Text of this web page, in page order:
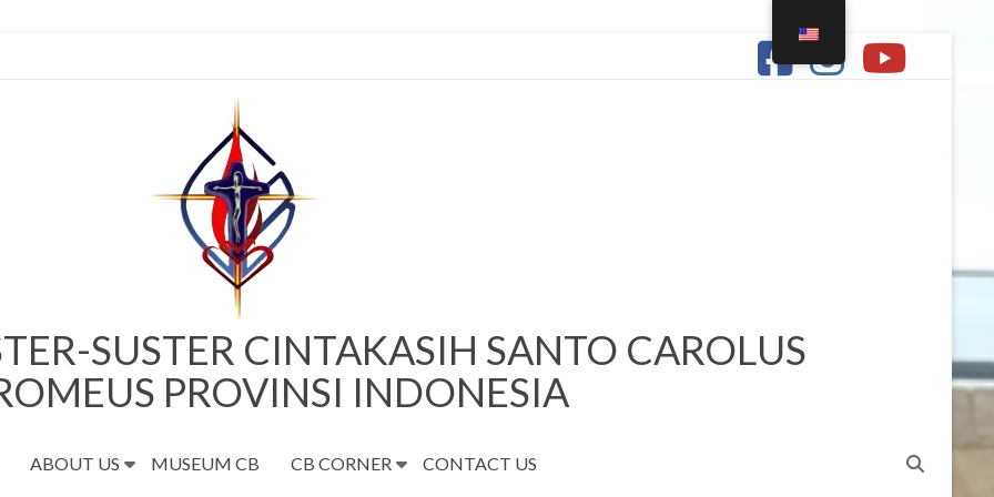
SUSTER CINTAKASIH SANTO CAROLUS
PROVINSI INDONESIA
ABOUT US MUSEUM CB CB CORNER CONTACT US